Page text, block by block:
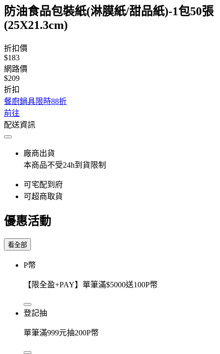
防油食品包裝紙(淋膜紙/甜品紙)-1包50張
(25X21.3cm)
折扣價
$183
網路價
$209
折扣
餐廚鍋具限時88折
前往
配送資訊
廠商出貨
本商品不受24h到貨限制
可宅配到府
可超商取貨
優惠活動
看全部
P幣
【限全盈+PAY】單筆滿$5000送100P幣
登記抽
單筆滿999元抽200P幣